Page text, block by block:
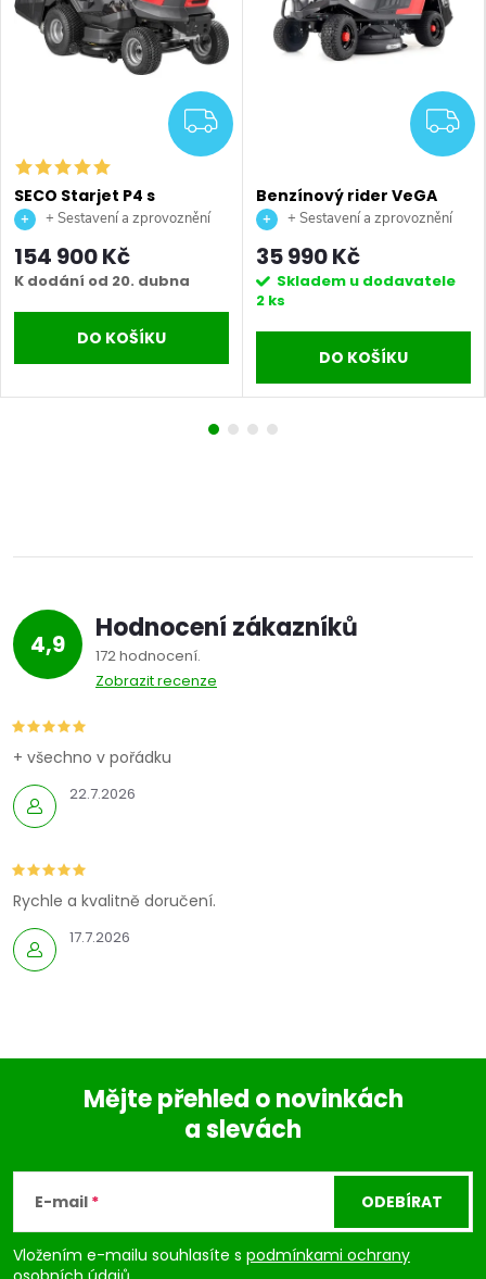
ZDARMA
SECO Starjet P4 s
motorem Kawasaki FS 651
+ Sestavení a zprovoznění
stroje + doprava až na vaši
zahradu.
154 900 Kč
K dodání od 20. dubna
DO KOŠÍKU
Benzínový rider VeGA
T66R+ Sestavení a zprovoznění
stroje + doprava až na vaši
zahradu.
35 990 Kč
Skladem u dodavatele
2 ks
DO KOŠÍKU
4,9 Hodnocení zákazníků
172 hodnocení
Zobrazit recenze
22.7.2026
+ všechno v pořádku
17.7.2026
Rychle a kvalitně doručení.
p
Mějte přehled o novinkách
a slevách
E-mail
Vložením e-mailu souhlasíte s podmínkami ochrany
ODEBÍRAT